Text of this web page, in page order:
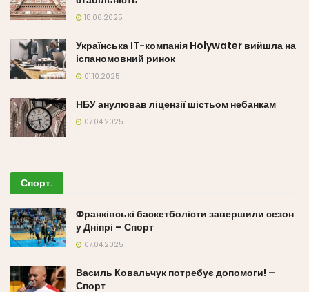
18.06.2025
Українська IT-компанія Holywater вийшла на
іспаномовний ринок
01.10.2025
НБУ анулював ліцензії шістьом небанкам
07.04.2025
Спорт.
Франківські баскетболісти завершили сезон
у Дніпрі – Спорт
07.04.2025
Василь Ковальчук потребує допомоги! –
Спорт